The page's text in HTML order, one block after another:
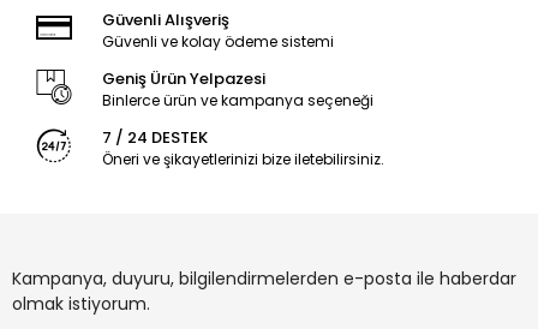
Güvenli Alışveriş
Güvenli ve kolay ödeme sistemi
Geniş Ürün Yelpazesi
Binlerce ürün ve kampanya seçeneği
7 / 24 DESTEK
Öneri ve şikayetlerinizi bize iletebilirsiniz.
Kampanya, duyuru, bilgilendirmelerden e-posta ile haberdar
olmak istiyorum.